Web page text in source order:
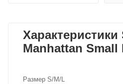
Manhattan Small
Размер S/M/L